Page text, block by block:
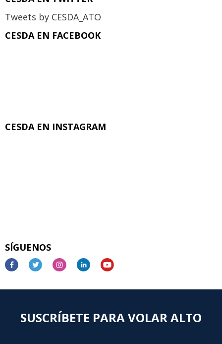
Tweets by CESDA_ATO
CESDA EN FACEBOOK
CESDA EN INSTAGRAM
SÍGUENOS
SUSCRÍBETE PARA VOLAR ALTO